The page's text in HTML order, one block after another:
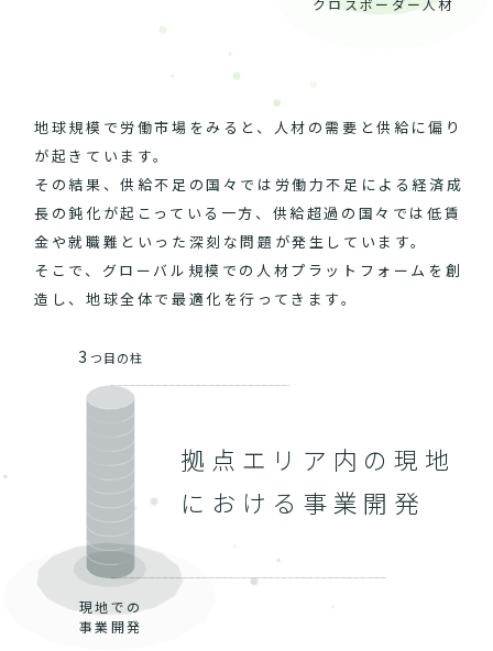
地球規模で労働市場をみると、人材の需要と供給に偏り
が起きています。
その結果、供給不足の国々では労働力不足による経済成
長の鈍化が起こっている一方、供給超過の国々では低賃
金や就職難といった深刻な問題が発生しています。
そこで、グローバル規模での人材プラットフォームを創
造し、地球全体で最適化を行ってきます。
3 つ目の柱
現地での
事業開発
拠点エリア内の現地
における事業開発